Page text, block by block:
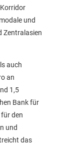
und
Zentralasien
auch
an
1,5
Bank für
den
und
das